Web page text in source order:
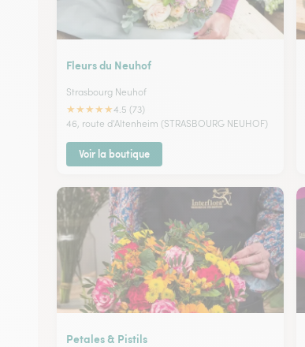
Fleurs du Neuhof
Strasbourg Neuhof
★★★★★4.5 (73)
46, route d'Altenheim (STRASBOURG NEUHOF)
Voir la boutique
Petales & Pistils